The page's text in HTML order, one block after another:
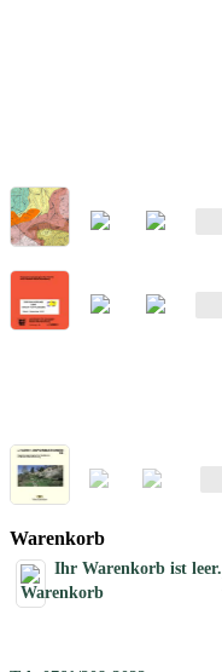
Warenkorb
Ihr Warenkorb ist leer.